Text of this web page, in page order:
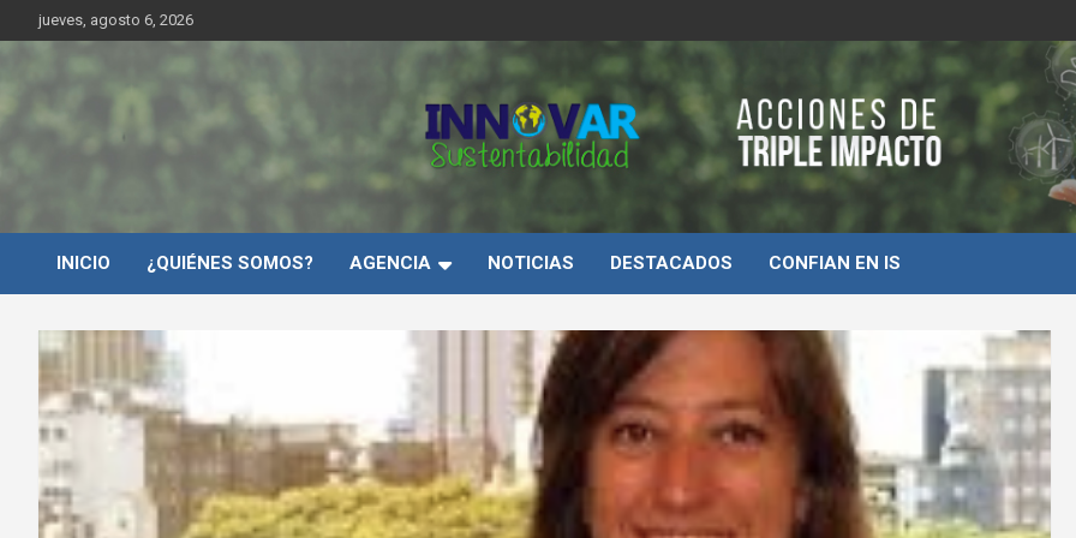
Saltar
al
contenido
jueves, agosto 6, 2026
Innovar Sustentabilidad
INICIO ¿QUIÉNES SOMOS? AGENCIA NOTICIAS DESTACADOS CONFIAN EN IS